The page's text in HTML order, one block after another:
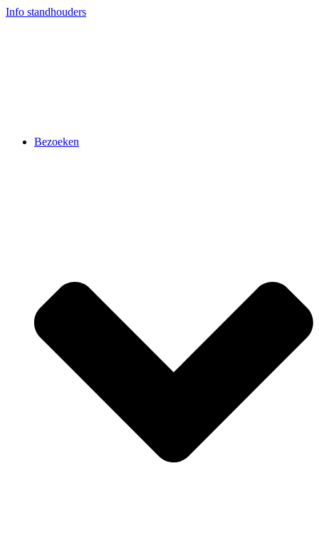
Ga
Info standhouders
Bezoeken